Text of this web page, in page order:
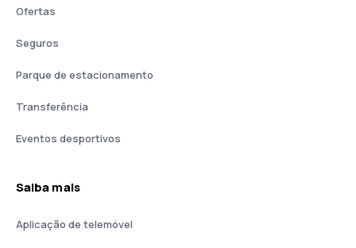
Ofertas
Seguros
Parque de estacionamento
Transferência
Eventos desportivos
Saiba mais
Aplicação de telemóvel